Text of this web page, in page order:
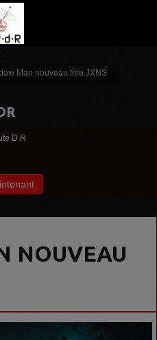
Man nouveau titre JXNS
D R
NOUVEAU